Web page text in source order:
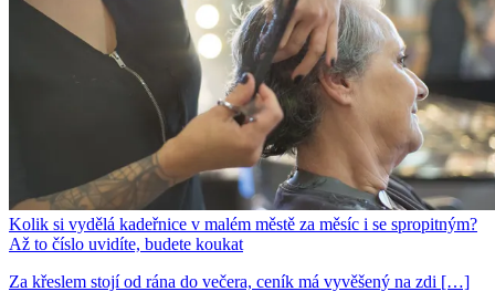
Kolik si vydělá kadeřnice v malém městě za měsíc i se spropitným?
Až to číslo uvidíte, budete koukat
Za křeslem stojí od rána do večera, ceník má vyvěšený na zdi […]